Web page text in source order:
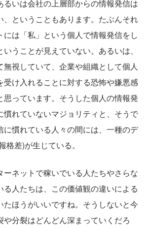
るいは会社の上層部からの情報発信は
、ということもあります。たぶんそれ
には「私」という個人で情報発信をし
うことが見えていない。あるいは、
無視していて、企業や組織として個人
受け入れることに対する恐怖や嫌悪感
思っています。そうした個人の情報発
慣れていないマジョリティと、そうで
に慣れている人々の間には、一種のデ
格差)が生じている。
ーネットで稼いでいる人たちやさらな
る人たちは、この価値観の違いによる
たほうがいいですね。そうしないと今
や分裂はどんどん深まっていくだろ